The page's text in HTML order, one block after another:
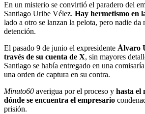
En un misterio se convirtió el paradero del
Santiago Uribe Vélez. Hay hermetismo en
lado a otro se lanzan la pelota, pero nadie da
detención.
El pasado 9 de junio el expresidente Álvaro
través de su cuenta de X, sin mayores
Santiago se había entregado en una
una orden de captura en su contra.
Minuto60 averigua por el proceso y hasta el
dónde se encuentra el empresario
prisión.